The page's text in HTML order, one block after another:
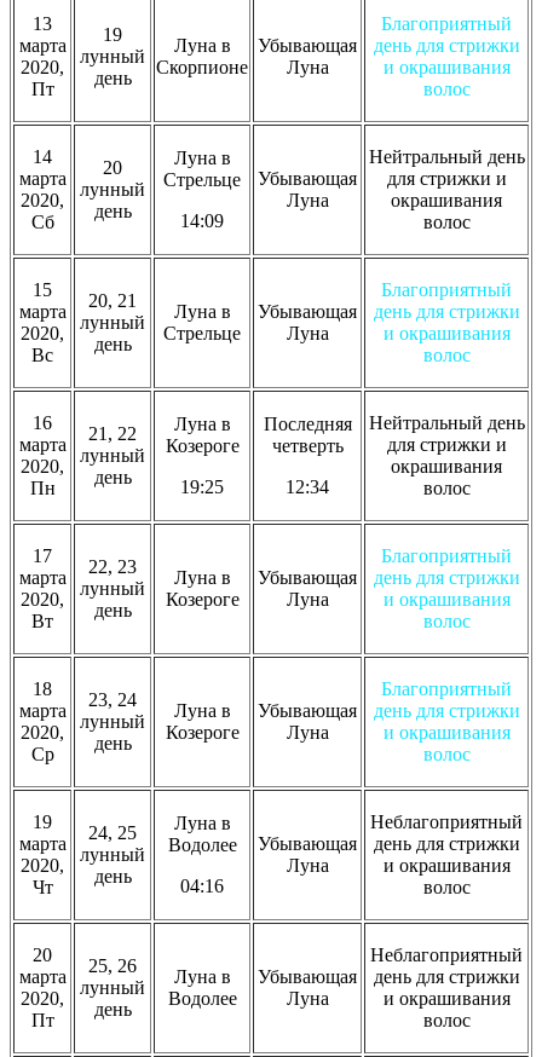
13
марта
2020,
Пт
19
лунный
день
Луна в
Скорпионе
Убывающая
Луна
Благоприятный
день для стрижки
и окрашивания
волос
14
марта
2020,
Сб
20
лунный
день
Луна в
Стрельце
14:09
Убывающая
Луна
Нейтральный день
для стрижки и
окрашивания
волос
15
марта
2020,
Вс
20, 21
лунный
день
Луна в
Стрельце
Убывающая
Луна
Благоприятный
день для стрижки
и окрашивания
волос
16
марта
2020,
Пн
21, 22
лунный
день
Луна в
Козероге
19:25
Последняя
четверть
12:34
Нейтральный день
для стрижки и
окрашивания
волос
17
марта
2020,
Вт
22, 23
лунный
день
Луна в
Козероге
Убывающая
Луна
Благоприятный
день для стрижки
и окрашивания
волос
18
марта
2020,
Ср
23, 24
лунный
день
Луна в
Козероге
Убывающая
Луна
Благоприятный
день для стрижки
и окрашивания
волос
19
марта
2020,
Чт
24, 25
лунный
день
Луна в
Водолее
04:16
Убывающая
Луна
Неблагоприятный
день для стрижки
и окрашивания
волос
20
марта
2020,
Пт
25, 26
лунный
день
Луна в
Водолее
Убывающая
Луна
Неблагоприятный
день для стрижки
и окрашивания
волос